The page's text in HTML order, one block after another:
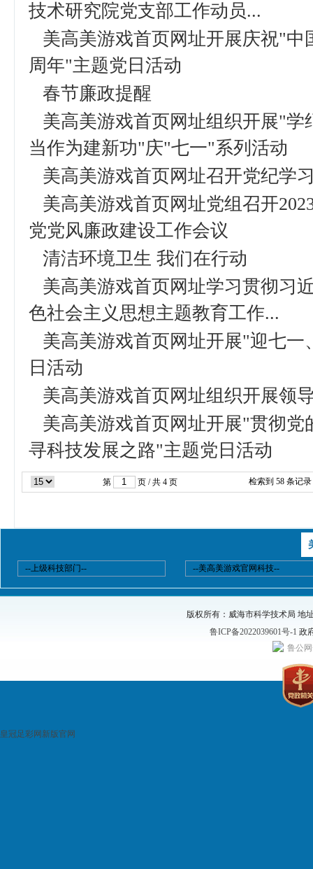
技术研究院党支部工作动员...
美高美游戏首页网址开展庆祝"中
周年"主题党日活动
春节廉政提醒
美高美游戏首页网址组织开展"学
当作为建新功"庆"七一"系列活动
美高美游戏首页网址召开党纪学
美高美游戏首页网址党组召开
党党风廉政建设工作会议
清洁环境卫生 我们在行动
美高美游戏首页网址学习贯彻习
色社会主义思想主题教育工作...
美高美游戏首页网址开展"迎七一
日活动
美高美游戏首页网址组织开展领
美高美游戏首页网址开展"贯彻党
寻科技发展之路"主题党日活动
第 页 / 共 4 页 检索到 58 条记
--上级科技部门-- --美高美游戏官网科技--
版权所有：威海市科学技术局 地
鲁ICP备2022039601号-1 政
鲁公网
皇冠足彩网新版官网